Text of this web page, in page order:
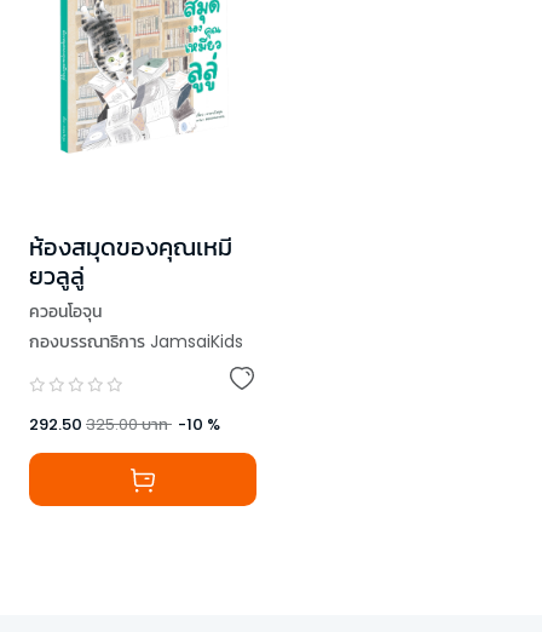
ห้องสมุดของคุณเหมี
ยวลูลู่
ควอนโอจุน
กองบรรณาธิการ JamsaiKids
292.50 325.00บาท -10 %